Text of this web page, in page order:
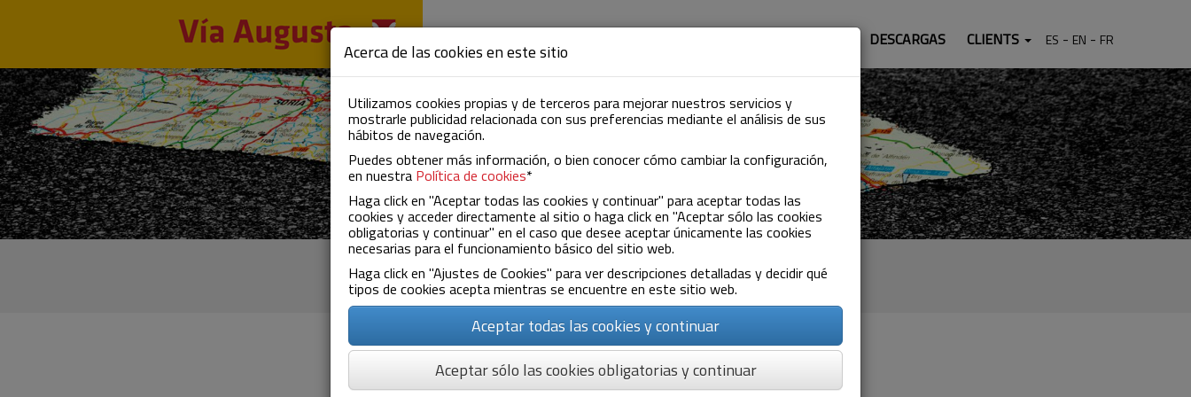
DESCARGAS CLIENTS ES EN FR
Où nous sommes
Acerca de las cookies en este sitio
Utilizamos cookies propias y de terceros para mejorar nuestros servicios y
mostrarle publicidad relacionada con sus preferencias mediante el análisis de sus
hábitos de navegación.
Puedes obtener más información, o bien conocer cómo cambiar la configuración,
en nuestra Política de cookies*
Haga click en "Aceptar todas las cookies y continuar" para aceptar todas las
cookies y acceder directamente al sitio o haga click en "Aceptar sólo las cookies
obligatorias y continuar" en el caso que desee aceptar únicamente las cookies
necesarias para el funcionamiento básico del sitio web.
Haga click en "Ajustes de Cookies" para ver descripciones detalladas y decidir qué
tipos de cookies acepta mientras se encuentre en este sitio web.
Aceptar todas las cookies y continuar
Aceptar sólo las cookies obligatorias y continuar